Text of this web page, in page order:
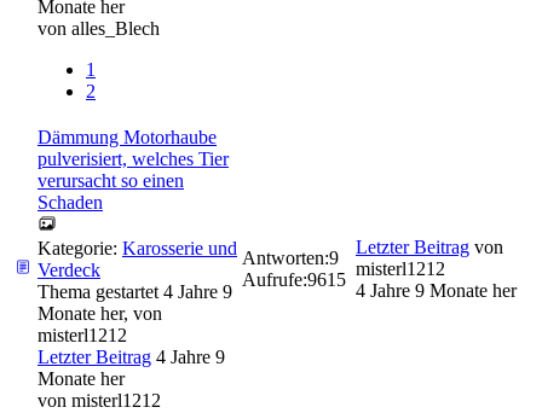
Monate her
von alles_Blech
1
2
Dämmung Motorhaube
pulverisiert, welches Tier
verursacht so einen
Schaden
Kategorie: Karosserie und
Verdeck
Thema gestartet 4 Jahre 9
Monate her, von
misterl1212
Letzter Beitrag 4 Jahre 9
Monate her
von misterl1212
Antworten:9
Aufrufe:9615
Letzter Beitrag von
misterl1212
4 Jahre 9 Monate her